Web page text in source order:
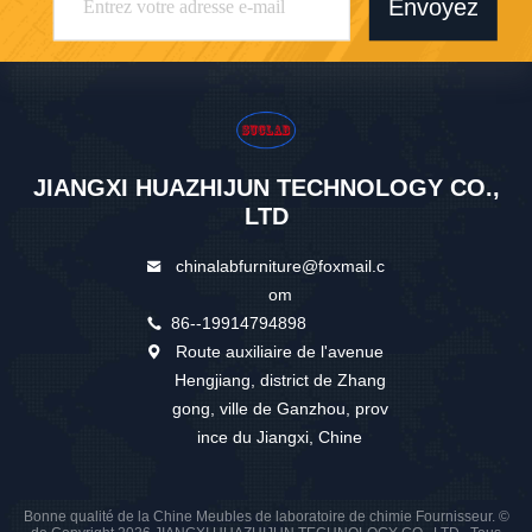
Envoyez
JIANGXI HUAZHIJUN TECHNOLOGY CO.,
LTD
chinalabfurniture@foxmail.c
om
86--19914794898
Route auxiliaire de l'avenue
Hengjiang, district de Zhang
gong, ville de Ganzhou, prov
ince du Jiangxi, Chine
Bonne qualité de la Chine Meubles de laboratoire de chimie Fournisseur. ©